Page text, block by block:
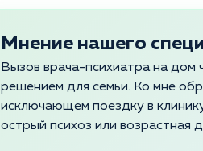
Мнение нашего
Вызов врача-психиатра на дом
решением для семьи. Ко мне
исключающем поездку в
острый психоз или возрастная